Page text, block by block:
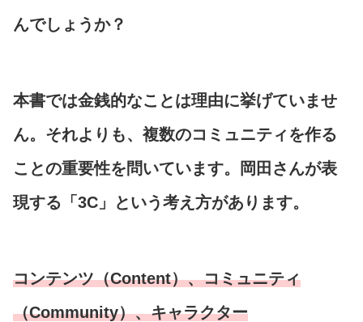
んでしょうか？
本書では金銭的なことは理由に挙げていませ
ん。それよりも、複数のコミュニティを作る
ことの重要性を問いています。岡田さんが表
現する「3C」という考え方があります。
コンテンツ（Content）、コミュニティ
（Community）、キャラクター